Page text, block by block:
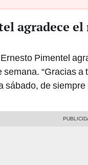
agradece el
Pimentel
“Gracias
sábado, de